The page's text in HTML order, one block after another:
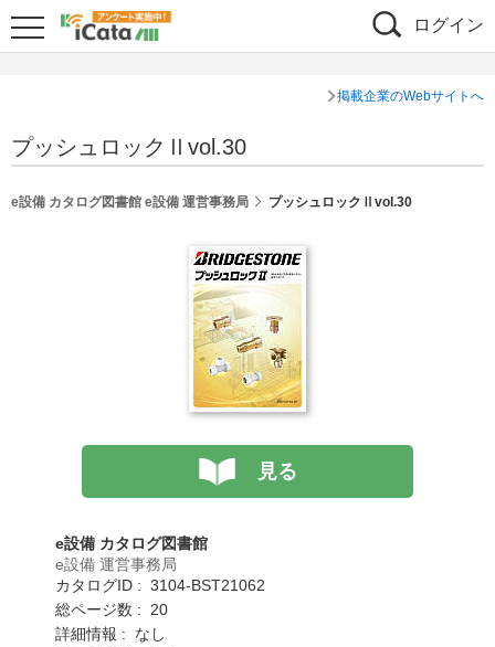
ログイン
掲載企業のWebサイトへ
プッシュロックⅡvol.30
e設備 カタログ図書館 e設備 運営事務局 プッシュロックⅡvol.30
見る
e設備 カタログ図書館
e設備 運営事務局
カタログID : 3104-BST21062
総ページ数 : 20
詳細情報 : なし